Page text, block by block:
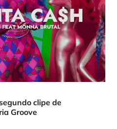
clipe de
Groove